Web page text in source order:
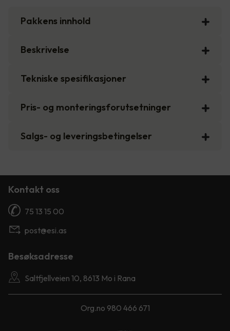
Pakkens innhold
Beskrivelse
Tekniske spesifikasjoner
Pris- og monteringsforutsetninger
Salgs- og leveringsbetingelser
Kontakt oss
75 13 15 00
post@esi.as
Besøksadresse
Saltfjellveien 10, 8613 Mo i Rana
Org.no 980 466 671